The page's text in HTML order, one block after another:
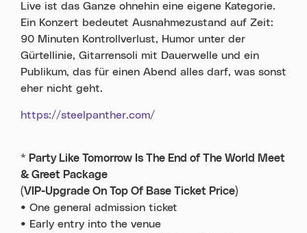
Live ist das Ganze ohnehin eine eigene Kategorie.
Ein Konzert bedeutet Ausnahmezustand auf Zeit:
90 Minuten Kontrollverlust, Humor unter der
Gürtellinie, Gitarrensoli mit Dauerwelle und ein
Publikum, das für einen Abend alles darf, was sonst
eher nicht geht.
https://steelpanther.com/
* Party Like Tomorrow Is The End of The World Meet
& Greet Package
(VIP-Upgrade On Top Of Base Ticket Price)
• One general admission ticket
• Early entry into the venue